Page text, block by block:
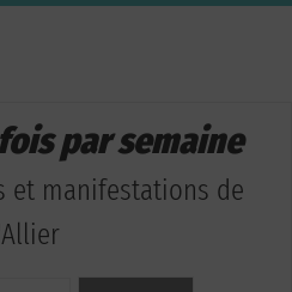
par semaine
et manifestations de